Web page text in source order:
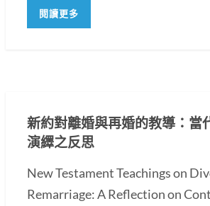
閱讀更多
新約對離婚與再婚的教導：當
演繹之反思
New Testament Teachings on
Remarriage: A Reflection on